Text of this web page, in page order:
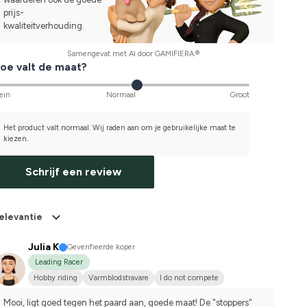
prijs-
kwaliteitverhouding.
Samengevat met AI door GAMIFIERA.®
valt de maat?
Normaal Groot
Het product valt normaal. Wij raden aan om je gebruikelijke maat te
kiezen.
Schrijf een review
Julia K
Geverifieerde koper
Leading Racer
Hobby riding
Varmblodstravare I do not compete
Mooi, ligt goed tegen het paard aan, goede maat! De "stoppers"